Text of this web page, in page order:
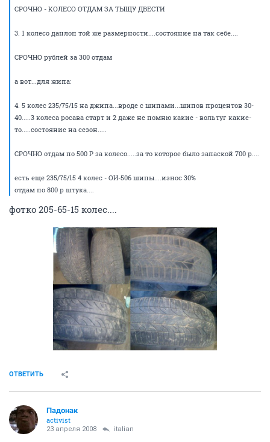
СРОЧНО - КОЛЕСО ОТДАМ ЗА ТЫЩУ ДВЕСТИ
3. 1 колесо данлоп той же размерности....состояние на так себе....
СРОЧНО рублей за 300 отдам
а вот...для жипа:
4. 5 колес 235/75/15 на джипа...вроде с шипами...шипов процентов 30-
40.....3 колеса росава старт и 2 даже не помню какие - вольтуг какие-
то.....состояние на сезон.....
СРОЧНО отдам по 500 Р за колесо.....за то которое было запаской 700 р....
есть еще 235/75/15 4 колес - ОИ-506 шипы....износ 30%
отдам по 800 р штука....
фотко 205-65-15 колес....
ОТВЕТИТЬ
Падонак
activist
23 апреля 2008 italian